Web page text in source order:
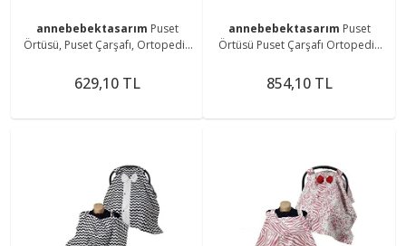
annebebektasarım Puset
Örtüsü, Puset Çarşafı, Ortopedik
629,10 TL
annebebektasarım Puset
Örtüsü Puset Çarşafı Ortopedik
Emzirme Örtüsü 5 Li Set
854,10 TL